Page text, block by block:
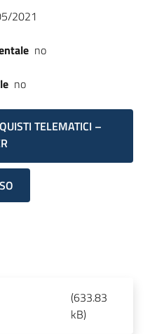
2021
no
no
TELEMATICI –
(633.83
kB)